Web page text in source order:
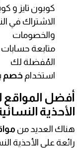
كوبون تايز و
الاشتراك في
والخصومات
متابعة حسابات
المُفضلة لك
استخدام خصم
أفضل
الأحذية
هناك العديد من
رائعة على الأحذية